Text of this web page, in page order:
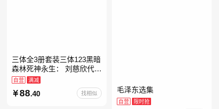
三体全3册套装三体123黑暗
森林死神永生： 刘慈欣代表
作，亚洲“雨果奖”获奖作
品！中国科幻基石丛书 科幻
小说代表作
自营 满减
88.40 找相似 毛泽东选集
自营 限时抢